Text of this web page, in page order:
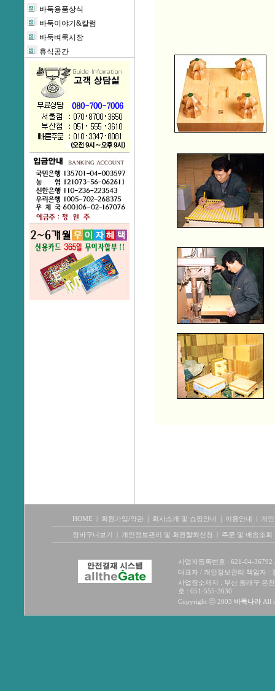
바둑용품상식
바둑이야기&칼럼
바둑벼룩시장
휴식공간
HOME 회원가입/약관 회사소개 및 쇼핑안내 이용안내 개
장바구니보기 개인정보관리 및 회원탈퇴신청 주문 및 배송조회
사업자등록번호 : 621-04-36792
대표자 / 개인정보관리 책임자 :
사업장소재지 : 부산 동래구 온
호 : 051-555-3630
Copyright ⓒ 2003 바둑나라 All